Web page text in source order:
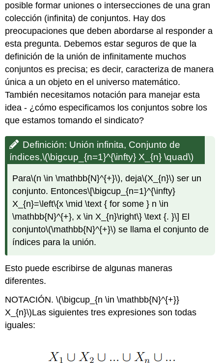
posible formar uniones o intersecciones de una gran
colección (infinita) de conjuntos. Hay dos
preocupaciones que deben abordarse al responder a
esta pregunta. Debemos estar seguros de que la
definición de la unión de infinitamente muchos
conjuntos es precisa; es decir, caracteriza de manera
única a un objeto en el universo matemático.
También necesitamos notación para manejar esta
idea - ¿cómo especificamos los conjuntos sobre los
que estamos tomando el sindicato?
Definición: Unión infinita, Conjunto de
índices,\(\bigcup_{n=1}^{\infty} X_{n} \quad\)
Para\(n \in \mathbb{N}^{+}\), deja\(X_{n}\) ser un
conjunto. Entonces\[\bigcup_{n=1}^{\infty}
X_{n}=\left\{x \mid \text { for some } n \in
\mathbb{N}^{+}, x \in X_{n}\right\} \text {. }\] El
conjunto\(\mathbb{N}^{+}\) se llama el conjunto de
índices para la unión.
Esto puede escribirse de algunas maneras
diferentes.
NOTACIÓN.\(\bigcup_{n \in \mathbb{N}^{+}}
X_{n}\)Las siguientes tres expresiones son todas
iguales: